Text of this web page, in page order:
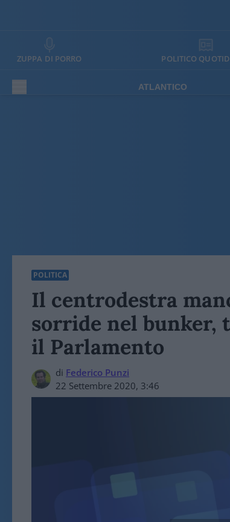
ZUPPA DI PORRO POLITICO
ATLANTICO
POLITICA
Il centrodestra
sorride nel bunker,
il Parlamento
di Federico Punzi
22 Settembre 2020, 3:46